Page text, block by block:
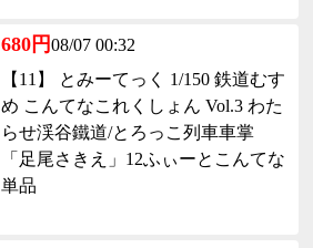
680円08/07 00:32
【11】 とみーてっく 1/150 鉄道むす
め こんてなこれくしょん Vol.3 わた
らせ渓谷鐵道/とろっこ列車車掌
「足尾さきえ」12ふぃーとこんてな
単品